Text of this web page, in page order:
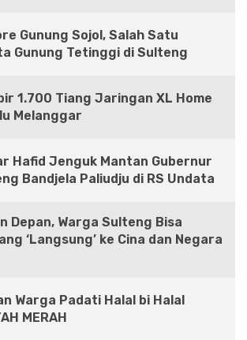
Gunung Sojol, Salah Satu
Gunung Tetinggi di Sulteng
1.700 Tiang Jaringan XL Home
Melanggar
Hafid Jenguk Mantan Gubernur
Bandjela Paliudju di RS Undata
Depan, Warga Sulteng Bisa
‘Langsung’ ke Cina dan Negara
Padati Halal bi Halal
MERAH